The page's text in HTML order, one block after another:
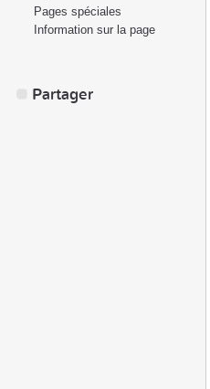
Pages spéciales
Information sur la page
Partager